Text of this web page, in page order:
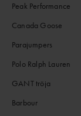
Peak Performance
Canada Goose
Parajumpers
Polo Ralph Lauren
GANT tröja
Barbour